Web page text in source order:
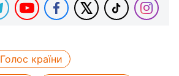
Голос країни